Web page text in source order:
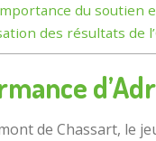
du soutien
des résultats de
de Chassart, le